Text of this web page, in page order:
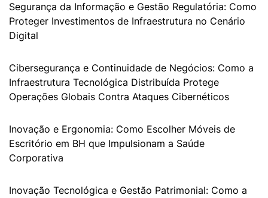
Segurança da Informação e Gestão Regulatória: Como
Proteger Investimentos de Infraestrutura no Cenário
Digital
Cibersegurança e Continuidade de Negócios: Como a
Infraestrutura Tecnológica Distribuída Protege
Operações Globais Contra Ataques Cibernéticos
Inovação e Ergonomia: Como Escolher Móveis de
Escritório em BH que Impulsionam a Saúde
Corporativa
Inovação Tecnológica e Gestão Patrimonial: Como a